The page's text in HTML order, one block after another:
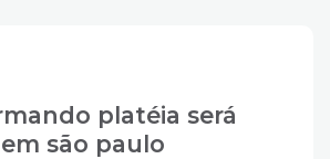
platéia será
são paulo